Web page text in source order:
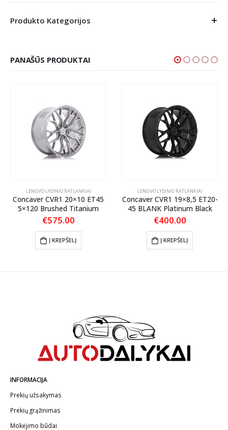
Produkto Kategorijos
PANAŠŪS PRODUKTAI
LENGVO LYDINIO RATLANKIAI
Concaver CVR1 20×10 ET45
5×120 Brushed Titanium
€575.00
Į KREPŠELĮ
LENGVO LYDINIO RATLANKIAI
Concaver CVR1 19×8,5 ET20-
45 BLANK Platinum Black
€400.00
Į KREPŠELĮ
INFORMACIJA
Prekių užsakymas
Prekių grąžinimas
Mokėjimo būdai